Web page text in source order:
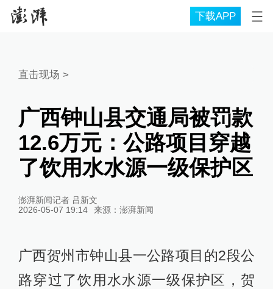
下载APP
直击现场 >
广西钟山县交通局被罚款
12.6万元：公路项目穿越
了饮用水水源一级保护区
澎湃新闻记者 吕新文
2026-05-07 19:14
来源： 澎湃新闻
广西贺州市钟山县一公路项目的2段公
路穿过了饮用水水源一级保护区，贺